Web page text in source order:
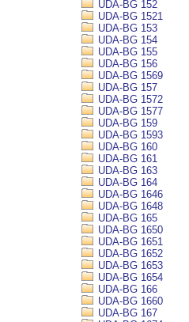
UDA-BG 152
UDA-BG 1521
UDA-BG 153
UDA-BG 154
UDA-BG 155
UDA-BG 156
UDA-BG 1569
UDA-BG 157
UDA-BG 1572
UDA-BG 1577
UDA-BG 159
UDA-BG 1593
UDA-BG 160
UDA-BG 161
UDA-BG 163
UDA-BG 164
UDA-BG 1646
UDA-BG 1648
UDA-BG 165
UDA-BG 1650
UDA-BG 1651
UDA-BG 1652
UDA-BG 1653
UDA-BG 1654
UDA-BG 166
UDA-BG 1660
UDA-BG 167